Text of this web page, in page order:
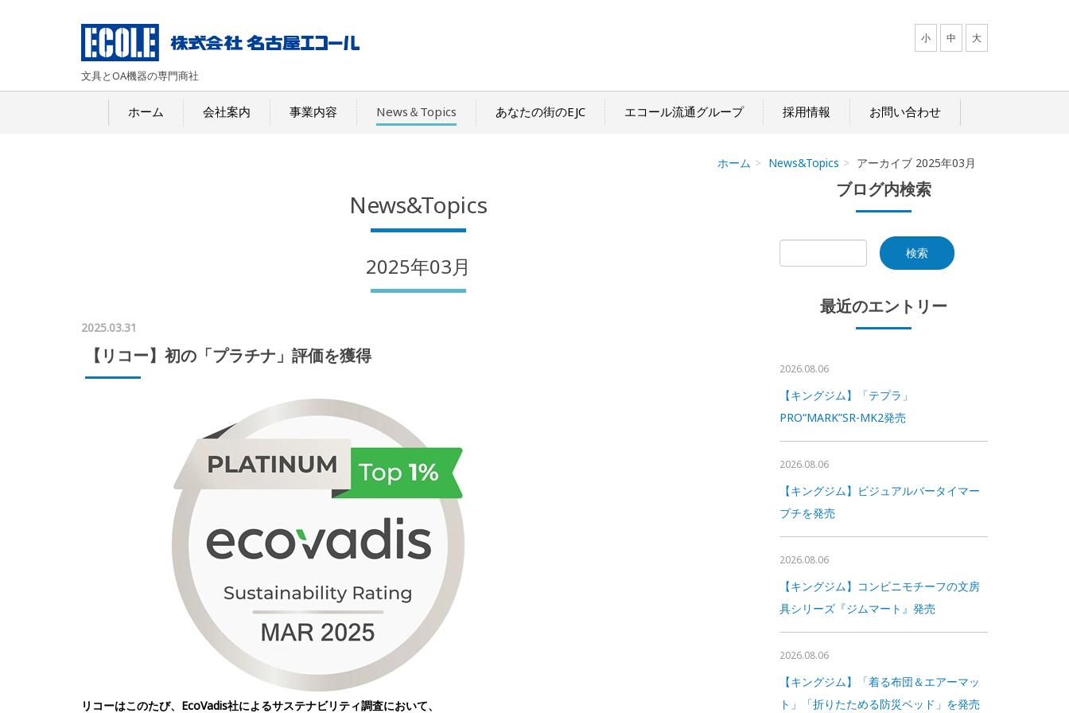
文具とOA機器の専門商社
小 中 大
ホーム 会社案内 事業内容 News＆Topics あなたの街のEJC エコール流通グループ 採用情報 お問い合わせ
ホーム News&Topics アーカイブ 2025年03月
News&Topics
2025年03月
2025.03.31
【リコー】初の「プラチナ」評価を獲得
リコーはこのたび、EcoVadis社によるサステナビリティ調査において、
ブログ内検索
最近のエントリー
2026.08.06
【キングジム】「テプラ」
PRO“MARK”SR-MK2発売
2026.08.06
【キングジム】ビジュアルバータイマー
プチを発売
2026.08.06
【キングジム】コンビニモチーフの文房
具シリーズ『ジムマート』発売
2026.08.06
【キングジム】「着る布団＆エアーマッ
ト」「折りたためる防災ベッド」を発売